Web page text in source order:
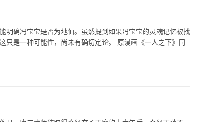
明确冯宝宝是否为地仙。虽然提到如果冯宝宝的灵魂记忆被找
只是一种可能性，尚未有确切定论。 原漫画《一人之下》同